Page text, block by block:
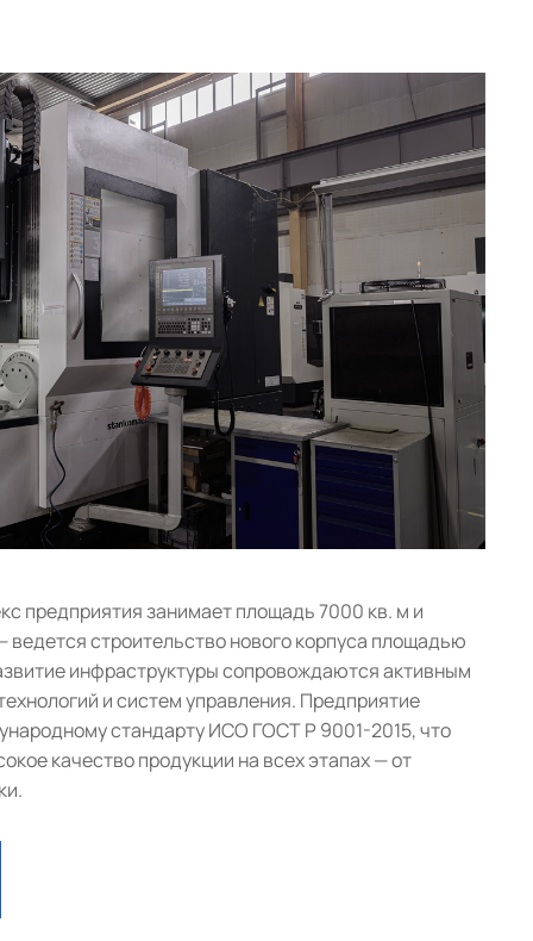
предприятия занимает площадь 7000 кв. м и
строительство нового корпуса площадью
инфраструктуры сопровождаются активным
и систем управления. Предприятие
стандарту ИСО ГОСТ Р 9001-2015, что
качество продукции на всех этапах — от